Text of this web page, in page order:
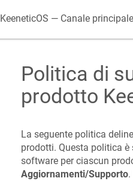
KeeneticOS — Canale principale
Politica di
prodotto
La seguente politica
prodotti. Questa politica
software per ciascun
Aggiornamenti/Supporto.